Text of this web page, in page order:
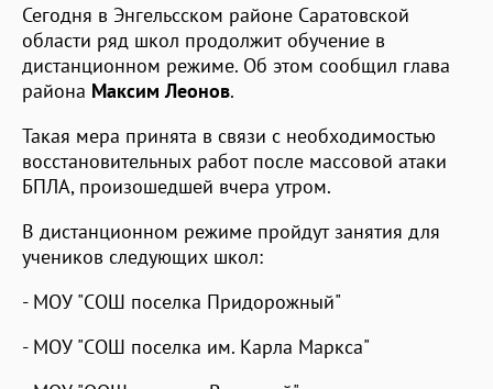
Сегодня в Энгельсском районе Саратовской
области ряд школ продолжит обучение в
дистанционном режиме. Об этом сообщил глава
района Максим Леонов.
Такая мера принята в связи с необходимостью
восстановительных работ после массовой атаки
БПЛА, произошедшей вчера утром.
В дистанционном режиме пройдут занятия для
учеников следующих школ:
- МОУ "СОШ поселка Придорожный"
- МОУ "СОШ поселка им. Карла Маркса"